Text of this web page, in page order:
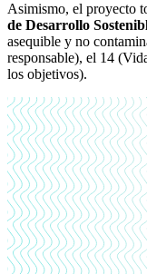
Asimismo, el proyecto
de Desarrollo
asequible y no
responsable), el 14
los objetivos).